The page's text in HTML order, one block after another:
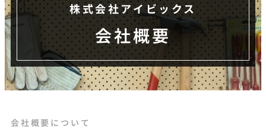
株式会社アイビックス
会社概要
会社概要について